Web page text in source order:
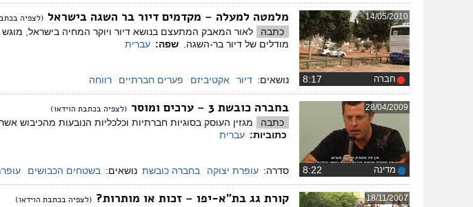
14/05/2010
חברה
מלמטה למעלה – מקדמים דיור בר השגה בישראל (לצפיה
כתבה
לאור המאבק המתעצם בנושא דיור ויוקר המחיה בישראל,
מודלים של דיור בר-השגה.
שפה: עברית
נושאים: דיור אקטיביזם פערים חברתיים רווחה
28/04/2009
מדינה
בחברה כובשת 3 – ערכים ומוסר (לצפיה בכתבת הוידאו)
כתבה מגזין העוסק בסוגיות חברתיות וכלכליות הנובעות
כתוביות: עברית
סדרה: עופרת יצוקה בחברה כובשת נושאים: בשטחים הכבושים
18/11/2007 קורת גג בת"א-יפו – זכות או מותרות? (לצפיה בכתבת הוידאו)